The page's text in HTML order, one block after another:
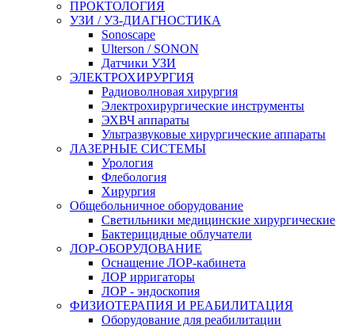
ПРОКТОЛОГИЯ
УЗИ / УЗ-ДИАГНОСТИКА
Sonoscape
Ulterson / SONON
Датчики УЗИ
ЭЛЕКТРОХИРУРГИЯ
Радиоволновая хирургия
Электрохирургические инструменты
ЭХВЧ аппараты
Ультразвуковые хирургические аппараты
ЛАЗЕРНЫЕ СИСТЕМЫ
Урология
Флебология
Хирургия
Общебольничное оборудование
Светильники медицинские хирургические
Бактерицидные облучатели
ЛОР-ОБОРУДОВАНИЕ
Оснащение ЛОР-кабинета
ЛОР ирригаторы
ЛОР - эндоскопия
ФИЗИОТЕРАПИЯ И РЕАБИЛИТАЦИЯ
Оборудование для реабилитации